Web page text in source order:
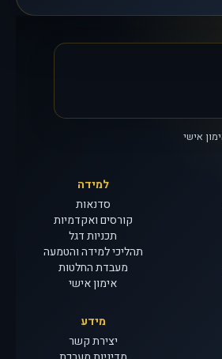
אישי
למידה
סדנאות
קורסים ואקדמיות
תכניות דגל
תהליכי למידה והטמעה
מעבדת החלטות
אימון אישי
מידע
יצירת קשר